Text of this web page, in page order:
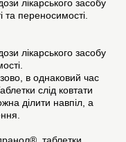
лікарського засобу
та переносимості.
лікарського засобу
в однаковий час
слід ковтати
ділити навпіл, а